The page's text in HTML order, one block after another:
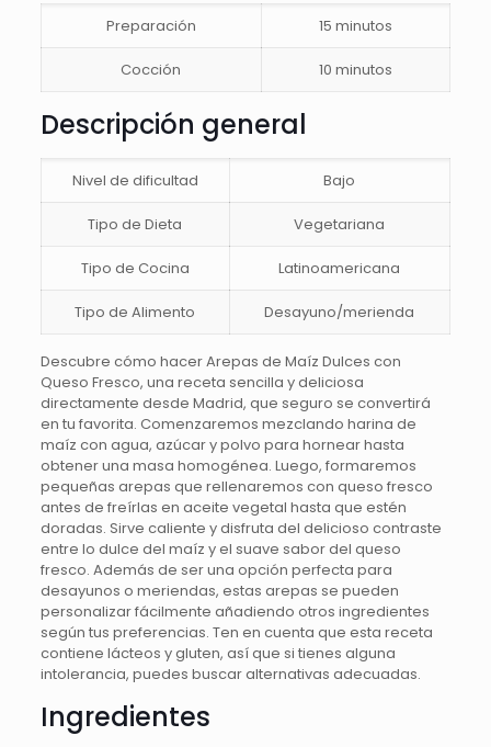
Preparación 15 minutos
Cocción 10 minutos
Descripción general
Nivel de dificultad Bajo
Tipo de Dieta Vegetariana
Tipo de Cocina Latinoamericana
Tipo de Alimento Desayuno/merienda
Descubre cómo hacer Arepas de Maíz Dulces con
Queso Fresco, una receta sencilla y deliciosa
directamente desde Madrid, que seguro se convertirá
en tu favorita. Comenzaremos mezclando harina de
maíz con agua, azúcar y polvo para hornear hasta
obtener una masa homogénea. Luego, formaremos
pequeñas arepas que rellenaremos con queso fresco
antes de freírlas en aceite vegetal hasta que estén
doradas. Sirve caliente y disfruta del delicioso contraste
entre lo dulce del maíz y el suave sabor del queso
fresco. Además de ser una opción perfecta para
desayunos o meriendas, estas arepas se pueden
personalizar fácilmente añadiendo otros ingredientes
según tus preferencias. Ten en cuenta que esta receta
contiene lácteos y gluten, así que si tienes alguna
intolerancia, puedes buscar alternativas adecuadas.
Ingredientes